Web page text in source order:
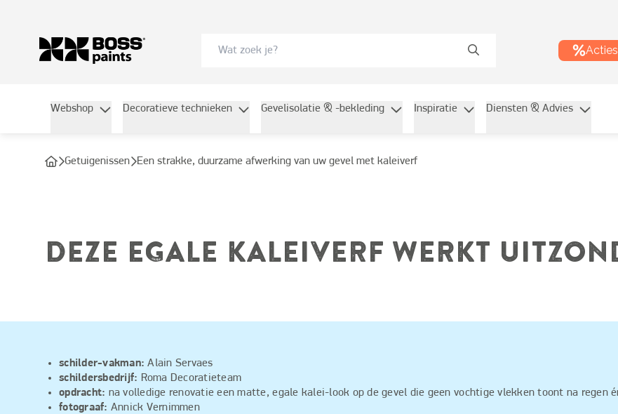
Acties
Webshop Decoratieve technieken Gevelisolatie & -bekleding Inspiratie Diensten & Advies
getuigenissen Een strakke, duurzame afwerking van uw gevel met kaleiverf
DEZE EGALE KALEIVERF WERKT
schilder-vakman:Alain Servaes
schildersbedrijf: Roma Decoratieteam
opdracht: na volledige renovatie een matte, egale kalei-look op de gevel die geen vochtige vlekken toont na regen
fotograaf: Annick Vernimmen